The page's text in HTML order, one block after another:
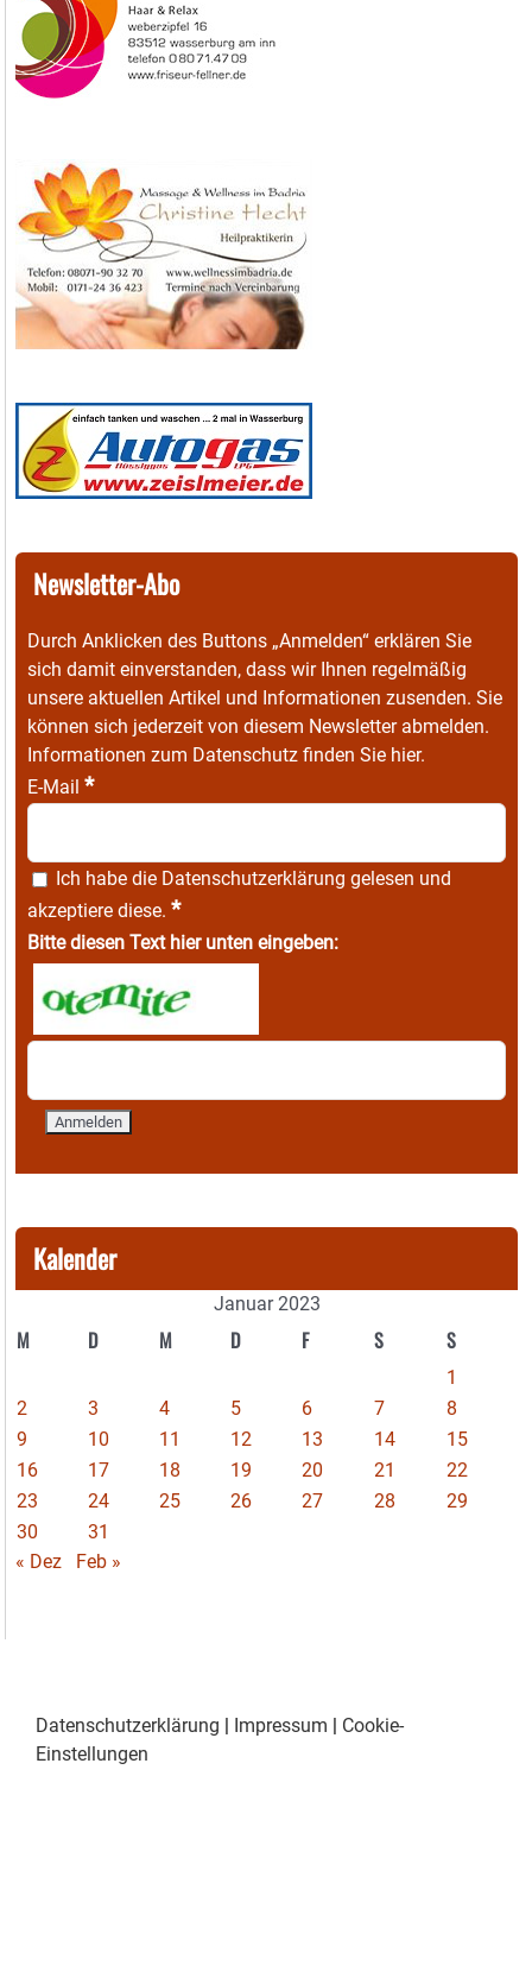
Newsletter-Abo
Durch Anklicken des Buttons „Anmelden“ erklären Sie
sich damit einverstanden, dass wir Ihnen regelmäßig
unsere aktuellen Artikel und Informationen zusenden. Sie
können sich jederzeit von diesem Newsletter abmelden.
Informationen zum Datenschutz finden Sie hier.
E-Mail *
Ich habe die Datenschutzerklärung gelesen und
akzeptiere diese. *
Bitte diesen Text hier unten eingeben:
Kalender
Januar 2023
M D M D F S S
1
2
3 4 5 6 7
8
9
10 11 12 13 14
15
16
17 18 19 20 21
22
23
24 25 26 27 28
29
30
31
« Dez
Feb »
Datenschutzerklärung | Impressum | Cookie-
Einstellungen